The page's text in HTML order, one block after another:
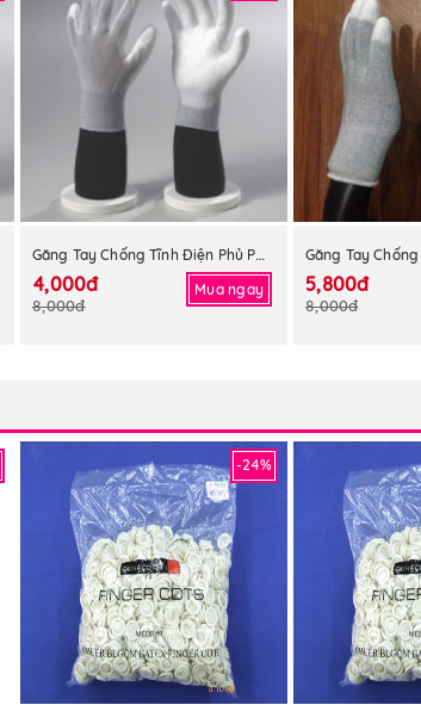
Găng Tay Chống Tĩnh Điện Phủ PU Lòng Bàn Tay
4,000đ
8,000đ
Mua ngay 5,800đ
8,000đ
-24%